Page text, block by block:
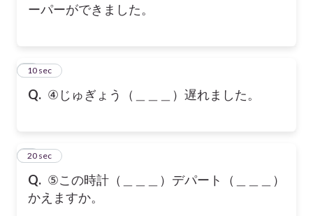
ーパーができました。
Q. ④じゅぎょう（＿＿＿）遅れました。
410 sec
Q. ⑤この時計（＿＿＿）デパート（＿＿＿）
かえますか。
5
20 sec